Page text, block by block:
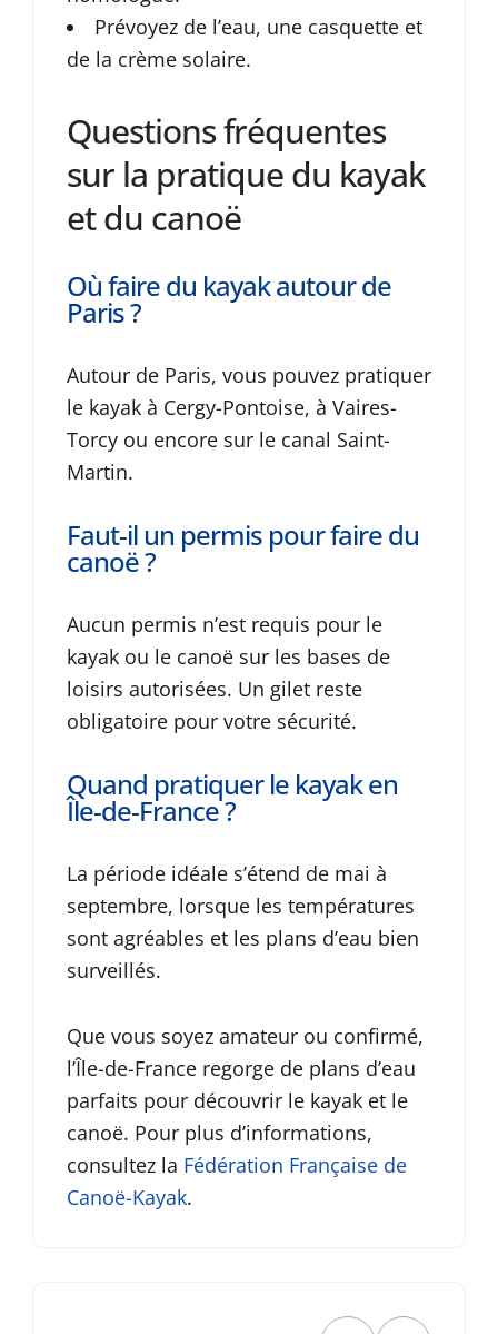
Prévoyez de l’eau, une casquette et
de la crème solaire.
Questions fréquentes
sur la pratique du kayak
et du canoë
Où faire du kayak autour de
Paris ?
Autour de Paris, vous pouvez pratiquer
le kayak à Cergy-Pontoise, à Vaires-
Torcy ou encore sur le canal Saint-
Martin.
Faut-il un permis pour faire du
canoë ?
Aucun permis n’est requis pour le
kayak ou le canoë sur les bases de
loisirs autorisées. Un gilet reste
obligatoire pour votre sécurité.
Quand pratiquer le kayak en
Île-de-France ?
La période idéale s’étend de mai à
septembre, lorsque les températures
sont agréables et les plans d’eau bien
surveillés.
Que vous soyez amateur ou confirmé,
l’Île-de-France regorge de plans d’eau
parfaits pour découvrir le kayak et le
canoë. Pour plus d’informations,
consultez la Fédération Française de
Canoë-Kayak.